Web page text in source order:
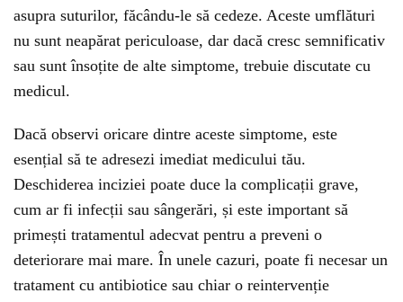
asupra suturilor, făcându-le să cedeze. Aceste umflături
nu sunt neapărat periculoase, dar dacă cresc semnificativ
sau sunt însoțite de alte simptome, trebuie discutate cu
medicul.
Dacă observi oricare dintre aceste simptome, este
esențial să te adresezi imediat medicului tău.
Deschiderea inciziei poate duce la complicații grave,
cum ar fi infecții sau sângerări, și este important să
primești tratamentul adecvat pentru a preveni o
deteriorare mai mare. În unele cazuri, poate fi necesar un
tratament cu antibiotice sau chiar o reintervenție